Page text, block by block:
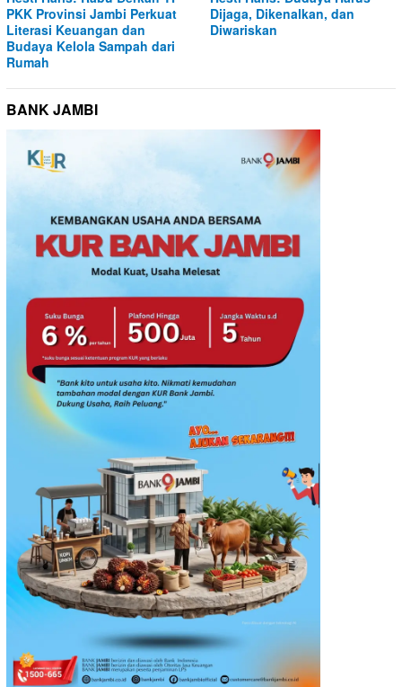
PKK Provinsi Jambi Perkuat
Literasi Keuangan dan
Budaya Kelola Sampah dari
Rumah
Dijaga, Dikenalkan, dan
Diwariskan
BANK JAMBI